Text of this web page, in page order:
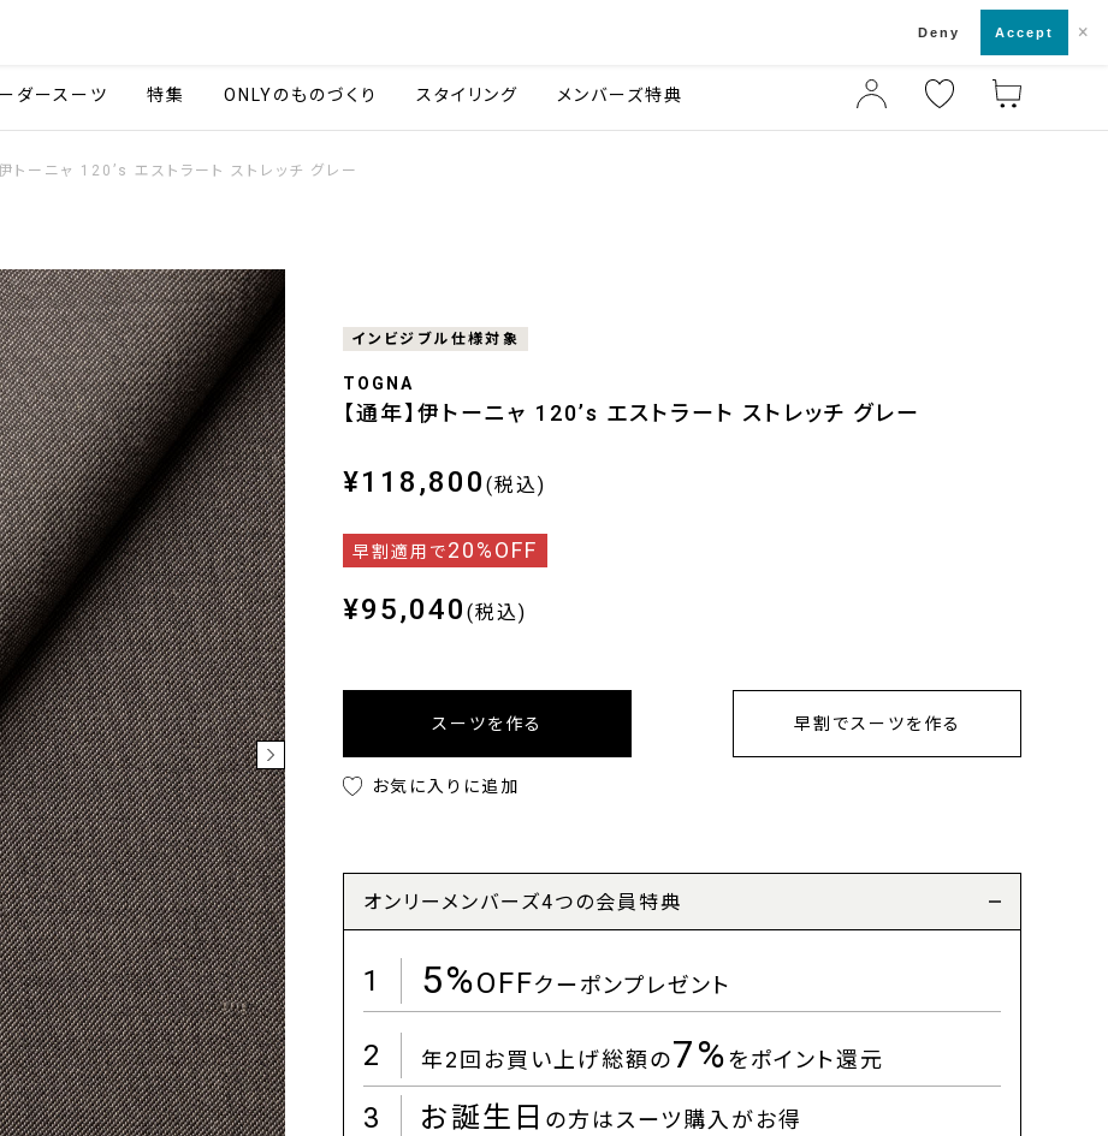
ダースーツ 特集 ONLYのものづくり スタイリング メンバーズ特典
伊トーニャ 120’s エストラート ストレッチ グレー
インビジブル仕様対象
TOGNA
【通年】伊トーニャ 120’s エストラート ストレッチ グレー
¥118,800 (税込)
早割適用で20%OFF
¥95,040 (税込)
スーツを作る 早割でスーツを作る
お気に入りに追加
オンリーメンバーズ4つの会員特典
1 5%OFFクーポンプレゼント
2 年2回お買い上げ総額の7%をポイント還元
3 お誕生日 の方はスーツ購入がお得
Deny Accept ×